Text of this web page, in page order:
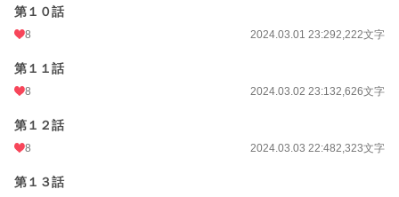
第１０話
8 2024.03.01 23:292,222文字
第１１話
8 2024.03.02 23:132,626文字
第１２話
8 2024.03.03 22:482,323文字
第１３話